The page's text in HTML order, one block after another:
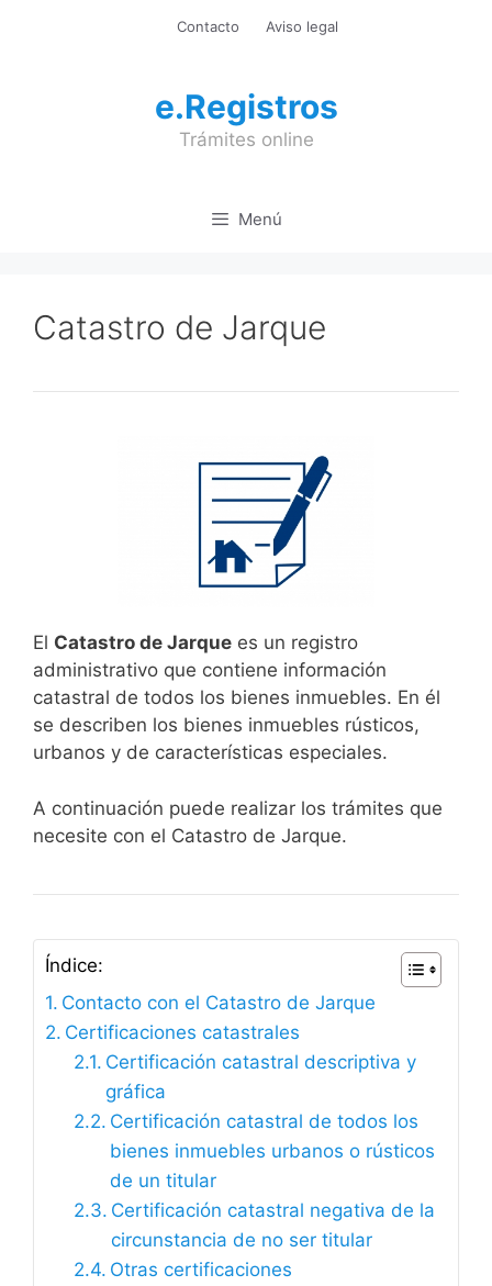
Contacto Aviso legal
e.Registros
Trámites online
Menú
Catastro de Jarque
El Catastro de Jarque es un registro
administrativo que contiene información
catastral de todos los bienes inmuebles. En él
se describen los bienes inmuebles rústicos,
urbanos y de características especiales.
A continuación puede realizar los trámites que
necesite con el Catastro de Jarque.
Índice:
Contacto con el Catastro de Jarque
Certificaciones catastrales
Certificación catastral descriptiva y
gráfica
Certificación catastral de todos los
bienes inmuebles urbanos o rústicos
de un titular
Certificación catastral negativa de la
circunstancia de no ser titular
Otras certificaciones